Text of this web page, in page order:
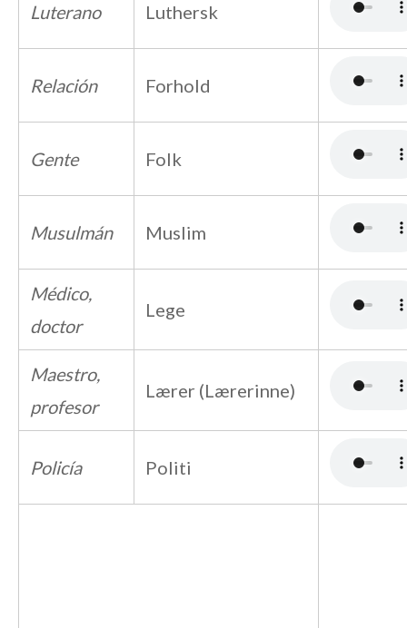
Luterano Luthersk
Relación Forhold
Gente Folk
Musulmán Muslim
Médico,
doctor
Lege
Maestro,
profesor
Lærer (Lærerinne)
Policía Politi